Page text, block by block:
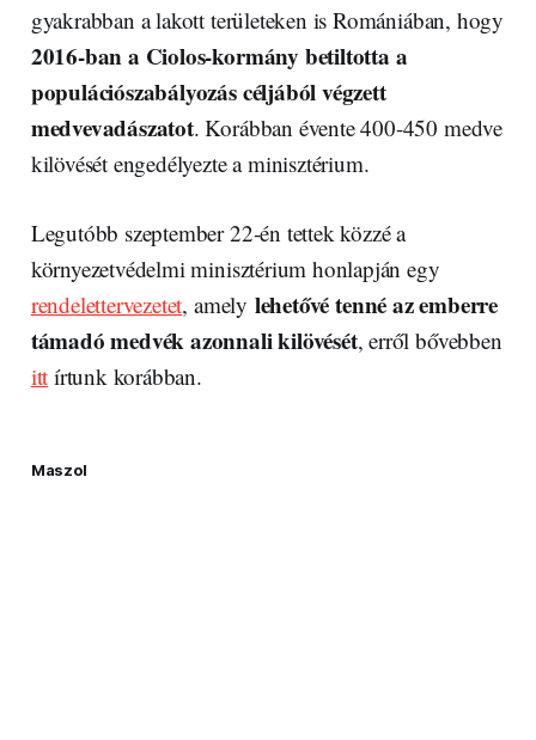
gyakrabban a lakott területeken is Romániában, hogy
2016-ban a Ciolos-kormány betiltotta a
populációszabályozás céljából végzett
medvevadászatot. Korábban évente 400-450 medve
kilövését engedélyezte a minisztérium.
Legutóbb szeptember 22-én tettek közzé a
környezetvédelmi minisztérium honlapján egy
rendelettervezetet, amely lehetővé tenné az emberre
támadó medvék azonnali kilövését, erről bővebben
itt írtunk korábban.
Maszol